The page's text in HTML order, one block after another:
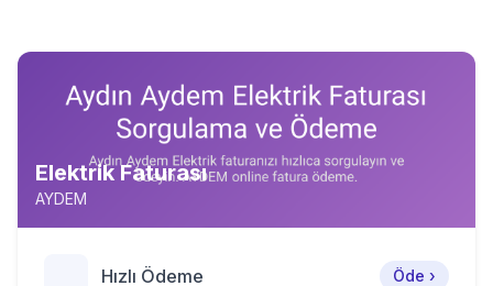
Elektrik Faturası
AYDEM
Hızlı Ödeme Öde ›